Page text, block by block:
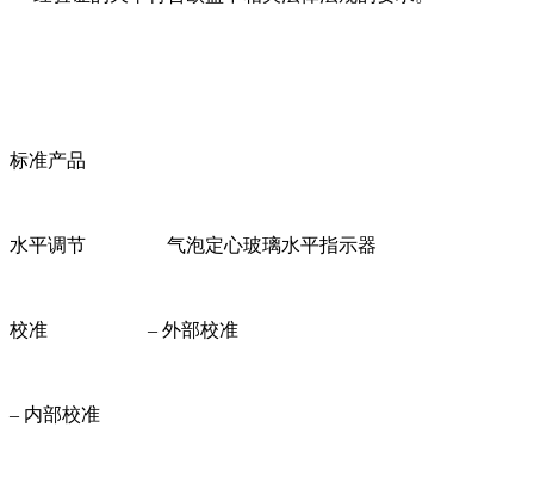
标准产品
水平调节 气泡定心玻璃水平指示器
校准 – 外部校准
– 内部校准